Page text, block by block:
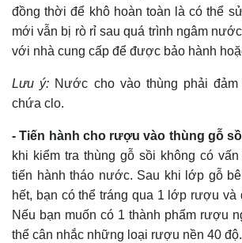
đồng thời để khô hoàn toàn là có thể
mới vẫn bị rò rỉ sau quá trình ngâm
với nhà cung cấp để được bảo hành
Lưu ý: Nước cho vào thùng phải
chứa clo.
- Tiến hành cho rượu vào thùng gỗ
khi kiểm tra thùng gỗ sồi không có
tiến hành tháo nước. Sau khi lớp gỗ
hết, bạn có thể tráng qua 1 lớp rượu và
Nếu bạn muốn có 1 thành phẩm rượu
thể cân nhắc những loại rượu nền 40 độ.